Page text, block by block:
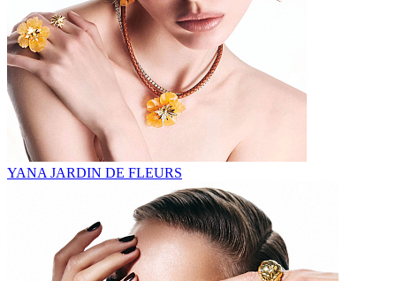
YANA JARDIN DE FLEURS